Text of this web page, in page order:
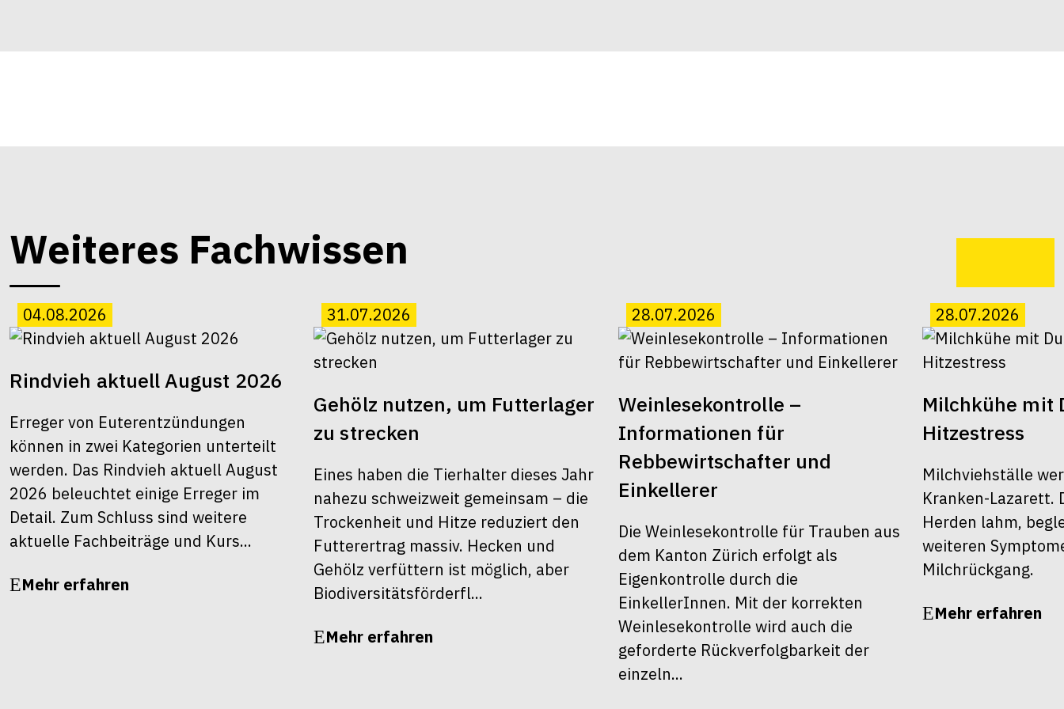
Weiteres Fachwissen
04.08.2026
Rindvieh aktuell August 2026
Erreger von Euterentzündungen
können in zwei Kategorien unterteilt
werden. Das Rindvieh aktuell August
2026 beleuchtet einige Erreger im
Detail. Zum Schluss sind weitere
aktuelle Fachbeiträge und Kurs...
Mehr erfahren
31.07.2026
Gehölz nutzen, um Futterlager
zu strecken
Eines haben die Tierhalter dieses Jahr
nahezu schweizweit gemeinsam – die
Trockenheit und Hitze reduziert den
Futterertrag massiv. Hecken und
Gehölz verfüttern ist möglich, aber
Biodiversitätsförderfl...
Mehr erfahren
28.07.2026
Weinlesekontrolle –
Informationen für
Rebbewirtschafter und
Einkellerer
Die Weinlesekontrolle für Trauben aus
dem Kanton Zürich erfolgt als
Eigenkontrolle durch die
EinkellerInnen. Mit der korrekten
Weinlesekontrolle wird auch die
geforderte Rückverfolgbarkeit der
einzeln...
28.07.2026
Milchkühe mit
Hitzestress
Milchviehställe
Kranken-Lazarett.
Herden lahm,
weiteren
Milchrückgang.
Mehr erfahren